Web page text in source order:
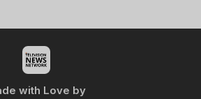
with Love by